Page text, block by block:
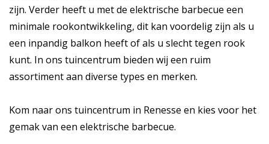
zijn. Verder heeft u met de elektrische barbecue een
minimale rookontwikkeling, dit kan voordelig zijn als u
een inpandig balkon heeft of als u slecht tegen rook
kunt. In ons tuincentrum bieden wij een ruim
assortiment aan diverse types en merken.
Kom naar ons tuincentrum in Renesse en kies voor het
gemak van een elektrische barbecue.